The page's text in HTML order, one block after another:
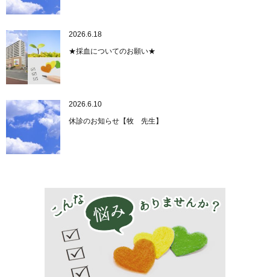
★採血についてのお願い★
2026.6.18
休診のお知らせ【牧 先生】
2026.6.10